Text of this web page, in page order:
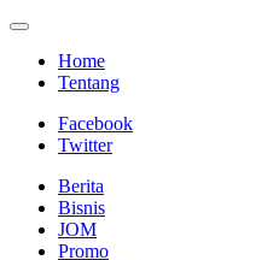
Home
Tentang
Facebook
Twitter
Berita
Bisnis
JOM
Promo